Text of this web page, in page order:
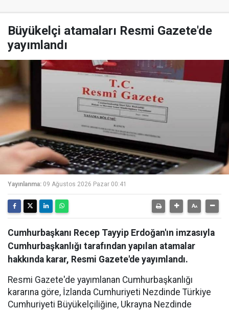
Büyükelçi atamaları Resmi Gazete'de
yayımlandı
Yayınlanma: 09 Ağustos 2026 Pazar 00:41
Cumhurbaşkanı Recep Tayyip Erdoğan'ın imzasıyla
Cumhurbaşkanlığı tarafından yapılan atamalar
hakkında karar, Resmi Gazete'de yayımlandı.
Resmi Gazete'de yayımlanan Cumhurbaşkanlığı
kararına göre, İzlanda Cumhuriyeti Nezdinde Türkiye
Cumhuriyeti Büyükelçiliğine, Ukrayna Nezdinde